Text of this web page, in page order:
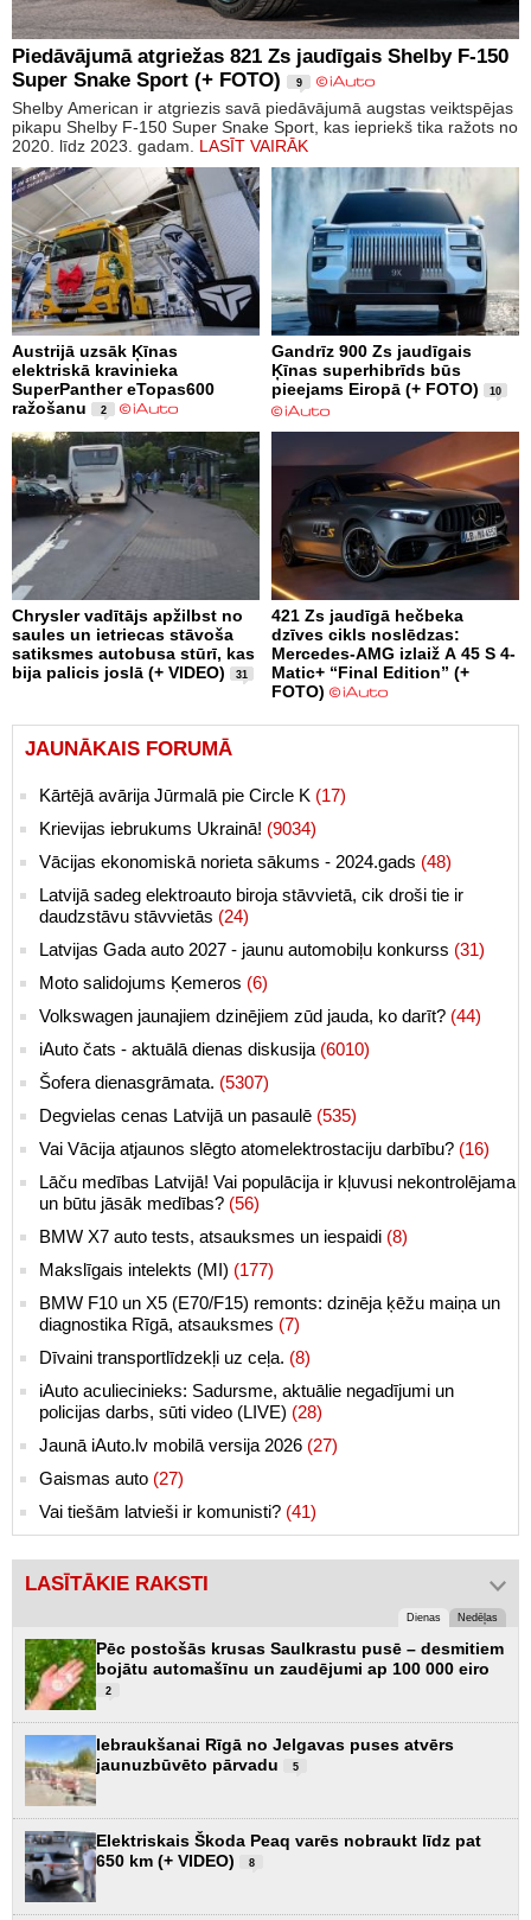
Piedāvājumā atgriežas 821 Zs jaudīgais Shelby F-150
Super Snake Sport (+ FOTO)
9
Shelby American ir atgriezis savā piedāvājumā augstas veiktspējas
pikapu Shelby F-150 Super Snake Sport, kas iepriekš tika ražots no
2020. līdz 2023. gadam. LASĪT VAIRĀK
Austrijā uzsāk Ķīnas
elektriskā kravinieka
SuperPanther eTopas600
ražošanu
2
Gandrīz 900 Zs jaudīgais
Ķīnas superhibrīds būs
pieejams Eiropā (+ FOTO)
10
Chrysler vadītājs apžilbst no
saules un ietriecas stāvoša
satiksmes autobusa stūrī, kas
bija palicis joslā (+ VIDEO)
31
421 Zs jaudīgā hečbeka
dzīves cikls noslēdzas:
Mercedes-AMG izlaiž A 45 S 4-
Matic+ “Final Edition” (+
FOTO)
JAUNĀKAIS FORUMĀ
Kārtējā avārija Jūrmalā pie Circle K (17)
Krievijas iebrukums Ukrainā! (9034)
Vācijas ekonomiskā norieta sākums - 2024.gads (48)
Latvijā sadeg elektroauto biroja stāvvietā, cik droši tie ir
daudzstāvu stāvvietās (24)
Latvijas Gada auto 2027 - jaunu automobiļu konkurss (31)
Moto salidojums Ķemeros (6)
Volkswagen jaunajiem dzinējiem zūd jauda, ko darīt? (44)
iAuto čats - aktuālā dienas diskusija (6010)
Šofera dienasgrāmata. (5307)
Degvielas cenas Latvijā un pasaulē (535)
Vai Vācija atjaunos slēgto atomelektrostaciju darbību? (16)
Lāču medības Latvijā! Vai populācija ir kļuvusi nekontrolējama
un būtu jāsāk medības? (56)
BMW X7 auto tests, atsauksmes un iespaidi (8)
Makslīgais intelekts (MI) (177)
BMW F10 un X5 (E70/F15) remonts: dzinēja ķēžu maiņa un
diagnostika Rīgā, atsauksmes (7)
Dīvaini transportlīdzekļi uz ceļa. (8)
iAuto aculiecinieks: Sadursme, aktuālie negadījumi un
policijas darbs, sūti video (LIVE) (28)
Jaunā iAuto.lv mobilā versija 2026 (27)
Gaismas auto (27)
Vai tiešām latvieši ir komunisti? (41)
LASĪTĀKIE RAKSTI
Dienas Nedēļas
Pēc postošās krusas Saulkrastu pusē – desmitiem
bojātu automašīnu un zaudējumi ap 100 000 eiro
2
Iebraukšanai Rīgā no Jelgavas puses atvērs
jaunuzbūvēto pārvadu
5
Elektriskais Škoda Peaq varēs nobraukt līdz pat
650 km (+ VIDEO)
8